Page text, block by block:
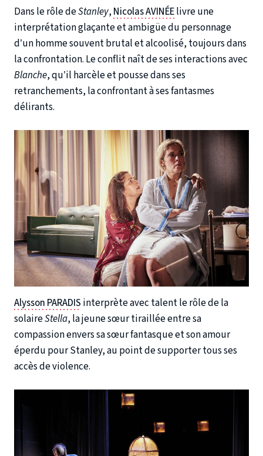
Dans le rôle deStanley, Nicolas AVINÉElivre une
interprétation glaçante et ambigüe du personnage
d’un homme souvent brutal et alcoolisé, toujours dans
la confrontation. Le conflit naît de ses interactions avec
Blanche, qu’il harcèle et pousse dans ses
retranchements, la confrontant à ses fantasmes
délirants.
Alysson PARADIS interprète avec talent le rôle de la
solaireStella, la jeune sœur tiraillée entre sa
compassion envers sa sœur fantasque et son amour
éperdu pour Stanley, au point de supporter tous ses
accès de violence.